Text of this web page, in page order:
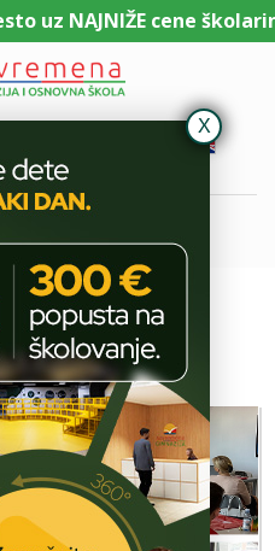
NAJNIŽE cene školarine.
U SAVREMENOJ GIMNAZIJI